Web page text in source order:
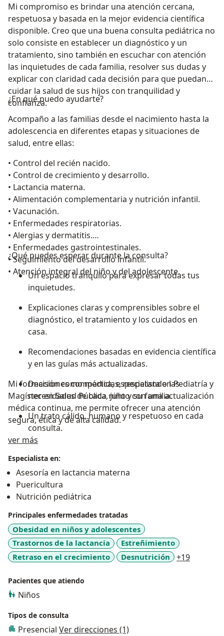
Mi compromiso es brindar una atención cercana,
respetuosa y basada en la mejor evidencia científica
disponible. Creo que una buena consulta pediátrica no
solo consiste en establecer un diagnóstico y un
tratamiento, sino también en escuchar con atención
las inquietudes de cada familia, resolver sus dudas y
explicar con claridad cada decisión para que puedan
cuidar la salud de sus hijos con tranquilidad y
confianza.
¿En qué puedo ayudarte?
Acompaño a las familias desde el nacimiento hasta la
adolescencia en diferentes etapas y situaciones de
salud, entre ellas:
• Control del recién nacido.
• Control de crecimiento y desarrollo.
• Lactancia materna.
• Alimentación complementaria y nutrición infantil.
• Vacunación.
• Enfermedades respiratorias.
• Alergias y dermatitis.
• Enfermedades gastrointestinales.
• Seguimiento del desarrollo infantil.
• Atención integral del niño y del adolescente.
¿Qué puedes esperar durante la consulta?
Un espacio tranquilo para expresar todas tus
inquietudes.
Explicaciones claras y comprensibles sobre el
diagnóstico, el tratamiento y los cuidados en
casa.
Recomendaciones basadas en evidencia científica
y en las guías más actualizadas.
Decisiones compartidas, respetando las
necesidades de cada niño y su familia.
Un trato cálido, humano y respetuoso en cada
consulta.
Mi formación como médica, especialista en Pediatría y
Magíster en Salud Pública, junto con una actualización
médica continua, me permite ofrecer una atención
segura, ética y de alta calidad.
ver más
Especialista en:
Asesoría en lactancia materna
Puericultura
Nutrición pediátrica
Principales enfermedades tratadas
Obesidad en niños y adolescentes
Trastornos de la lactancia
Estreñimiento
Retraso en el crecimiento
Desnutrición +19
Pacientes que atiendo
Niños
Tipos de consulta
Presencial Ver direcciones (1)